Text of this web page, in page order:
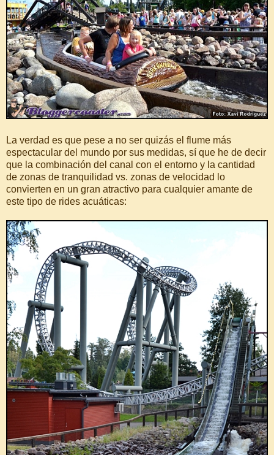
La verdad es que pese a no ser quizás el flume más
espectacular del mundo por sus medidas, sí que he de decir
que la combinación del canal con el entorno y la cantidad
de zonas de tranquilidad vs. zonas de velocidad lo
convierten en un gran atractivo para cualquier amante de
este tipo de rides acuáticas: